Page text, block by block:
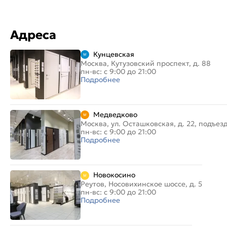
Адреса
Кунцевская
Москва, Кутузовский проспект, д. 88
пн-вс: с 9:00 до 21:00
Подробнее
Медведково
Москва, ул. Осташковская, д. 22,
пн-вс: с 9:00 до 21:00
Подробнее
Новокосино
Реутов, Носовихинское шоссе, д. 5
пн-вс: с 9:00 до 21:00
Подробнее